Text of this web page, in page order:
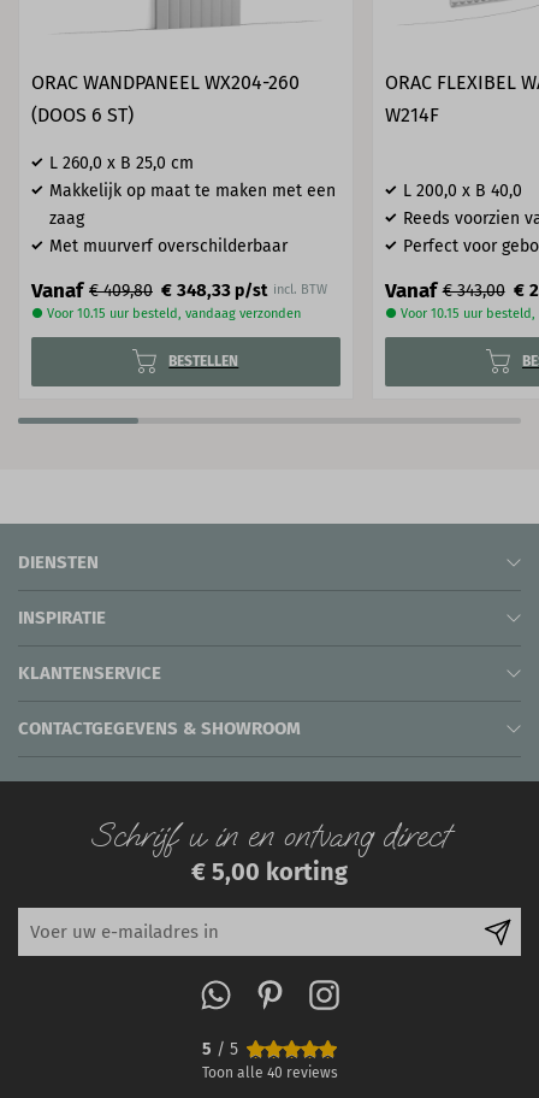
ORAC WANDPANEEL WX204-260
(DOOS 6 ST)
L 260,0 x B 25,0 cm
Makkelijk op maat te maken met een
zaag
Met muurverf overschilderbaar
Vanaf € 409,80 € 348,33p/st incl. BTW
● Voor 10.15 uur besteld, vandaag verzonden
BESTELLEN
ORAC FLEXIBEL
W214F
L 200,0 x B 40,0
Reeds voorzien
Perfect voor
Vanaf € 343,00 €
● Voor 10.15 uur
DIENSTEN
INSPIRATIE
KLANTENSERVICE
CONTACTGEGEVENS & SHOWROOM
Schrijf u in en ontvang direct
€ 5,00 korting
5 / 5
Toon alle 40 reviews